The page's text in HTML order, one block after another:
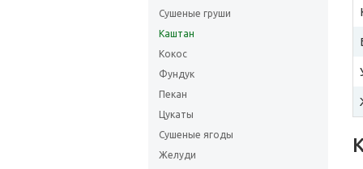
Сушеные груши
Каштан
Кокос
Фундук
Пекан
Цукаты
Сушеные ягоды
Желуди